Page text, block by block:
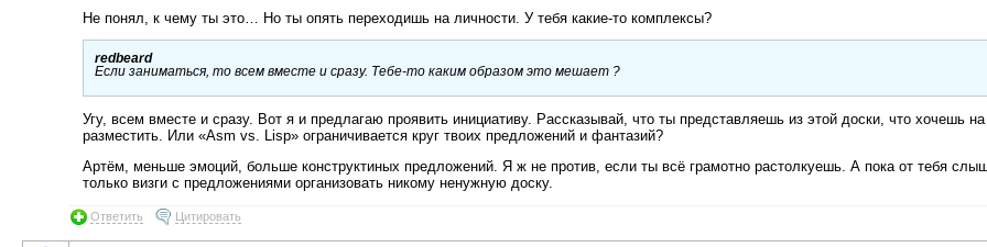
Не понял, к чему ты это… Но ты опять переходишь на личности. У тебя какие-то комплексы?
redbeard
Если заниматься, то всем вместе и сразу. Тебе-то каким образом это мешает ?
Угу, всем вместе и сразу. Вот я и предлагаю проявить инициативу. Рассказывай, что ты представляешь из этой доски, что хочешь
разместить. Или «Asm vs. Lisp» ограничивается круг твоих предложений и фантазий?
Артём, меньше эмоций, больше конструктиных предложений. Я ж не против, если ты всё грамотно растолкуешь. А пока от тебя
только визги с предложениями организовать никому ненужную доску.
Ответить Цитировать